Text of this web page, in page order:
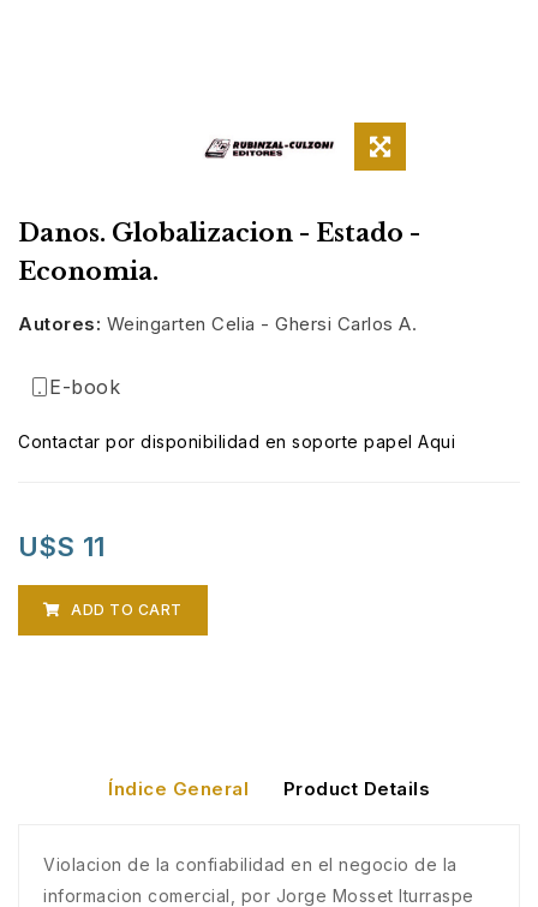
Danos. Globalizacion - Estado -
Economia.
Autores: Weingarten Celia - Ghersi Carlos A.
E-book
Contactar por disponibilidad en soporte papel Aqui
U$S 11
ADD TO CART
Índice General Product Details
Violacion de la confiabilidad en el negocio de la
informacion comercial, por Jorge Mosset Iturraspe